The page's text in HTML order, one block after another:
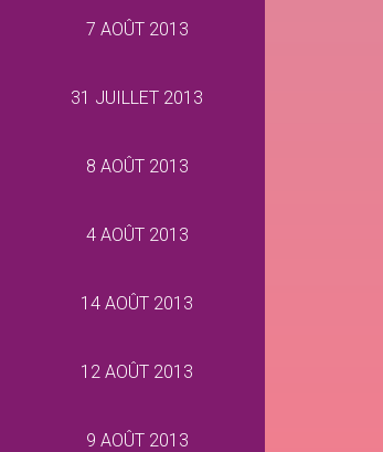
7 AOÛT 2013
31 JUILLET 2013
8 AOÛT 2013
4 AOÛT 2013
14 AOÛT 2013
12 AOÛT 2013
9 AOÛT 2013